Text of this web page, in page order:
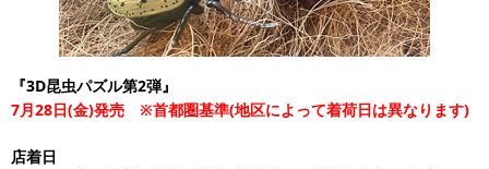
『3D昆虫パズル第2弾』
7月28日(金)発売 ※首都圏基準(地区によって着荷日は異なります)
店着日